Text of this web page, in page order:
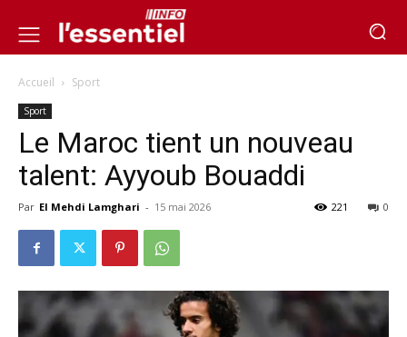
Accueil Sport
Sport
Le Maroc tient un nouveau
talent: Ayyoub Bouaddi
Par El Mehdi Lamghari - 15 mai 2026 0
221